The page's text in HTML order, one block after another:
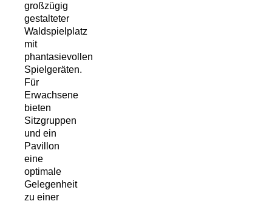
großzügig
gestalteter
Waldspielplatz
mit
phantasievollen
Spielgeräten.
Für
Erwachsene
bieten
Sitzgruppen
und ein
Pavillon
eine
optimale
Gelegenheit
zu einer